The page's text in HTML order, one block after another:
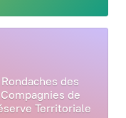
Rondaches des
Compagnies de
Territoriale